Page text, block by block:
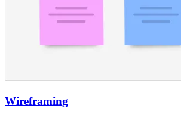
Wireframing